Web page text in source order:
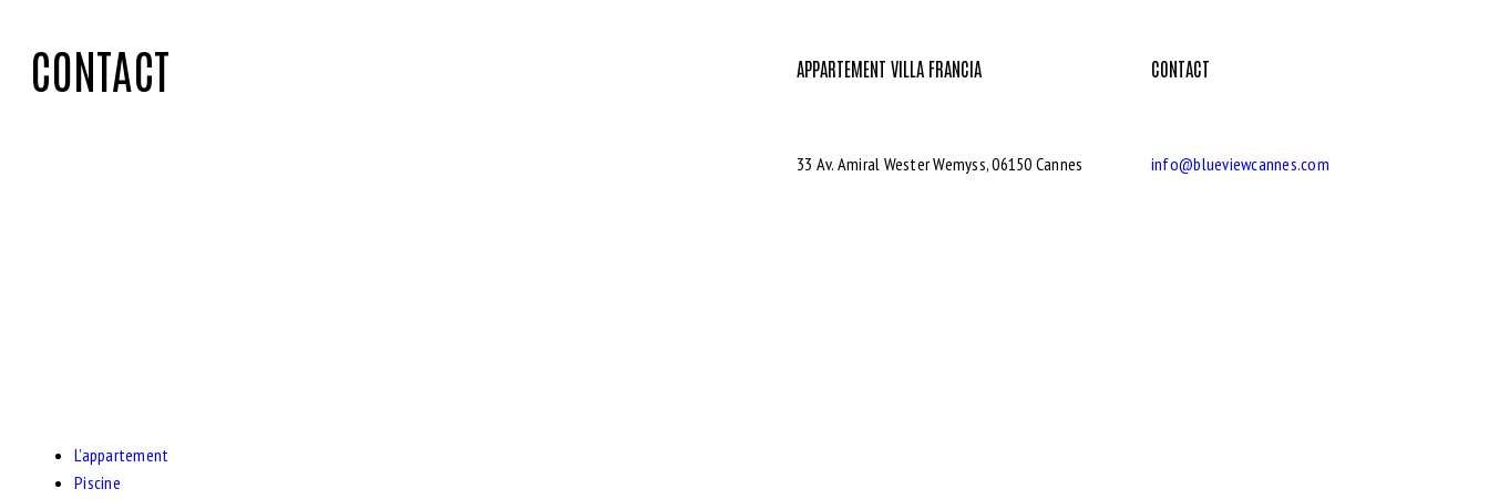
CONTACT APPARTEMENT VILLA FRANCIA
33 Av. Amiral Wester Wemyss, 06150 Cannes
CONTACT
info@blueviewcannes.com
L’appartement
Piscine